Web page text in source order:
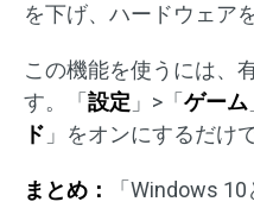
を下げ、ハードウェア
この機能を使うには、
す。「 設定 」>「 ゲーム
ド 」をオンにするだけ
まとめ：
「Windows